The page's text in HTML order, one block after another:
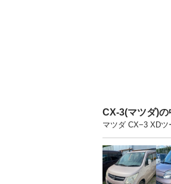
CX-3(マツダ)
マツダ CX−3 XDツ